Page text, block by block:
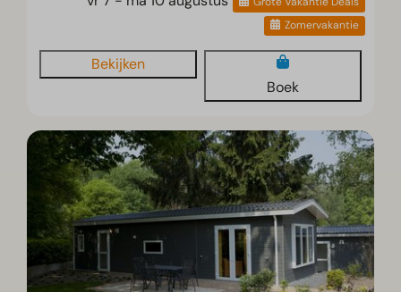
Zomervakantie
Bekijken
Boek